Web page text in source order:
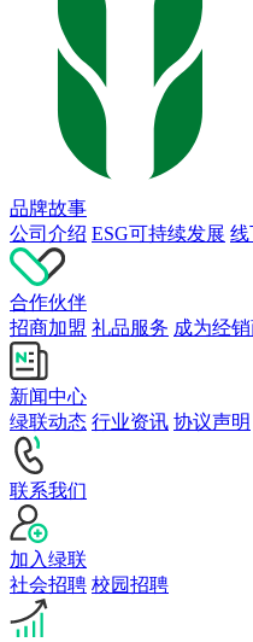
品牌故事
公司介绍 ESG可持续发展 线
合作伙伴
招商加盟 礼品服务 成为经
新闻中心
绿联动态 行业资讯 协议声明
联系我们
加入绿联
社会招聘 校园招聘